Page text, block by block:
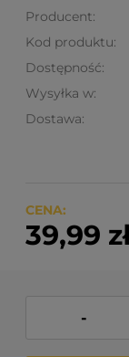
Producent:
Kod produktu:
Dostępność:
Wysyłka w:
Dostawa:
Cena nie
CENA:
39,99
-